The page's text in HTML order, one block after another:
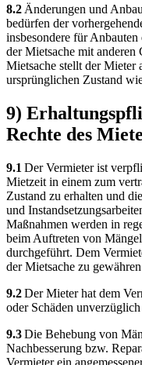
8.2 Änderungen und
bedürfen der
insbesondere für
der Mietsache mit anderen
Mietsache stellt der Mieter
ursprünglichen Zustand
9)
Rechte des
9.1 Der Vermieter ist
Mietzeit in einem zum
Zustand zu erhalten und
und
Maßnahmen werden in
beim Auftreten von
durchgeführt. Dem
der Mietsache zu
9.2Der Mieter hat dem
oder Schäden
9.3Die Behebung von
Nachbesserung bzw.
Vermieter ein